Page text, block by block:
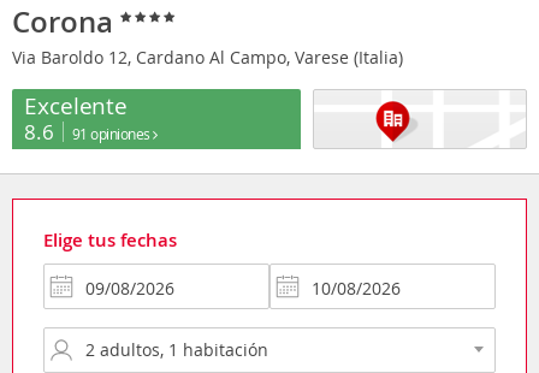
Corona
Via Baroldo 12, Cardano Al Campo, Varese (Italia)
Excelente
8.6 91 opiniones
Elige tus fechas